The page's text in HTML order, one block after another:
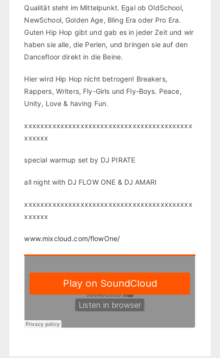
Qualität steht im Mittelpunkt. Egal ob OldSchool,
NewSchool, Golden Age, Bling Era oder Pro Era.
Guten Hip Hop gibt und gab es in jeder Zeit und wir
haben sie alle, die Perlen, und bringen sie auf den
Dancefloor direkt in die Beine.
Hier wird Hip Hop nicht betrogen! Breakers,
Rappers, Writers, Fly-Girls und Fly-Boys. Peace,
Unity, Love & having Fun.
xxxxxxxxxxxxxxxxxxxxxxxxxxxxxxxxxxxxxxxxxx
xxxxxx
special warmup set by DJ PIRATE
all night with DJ FLOW ONE & DJ AMARI
xxxxxxxxxxxxxxxxxxxxxxxxxxxxxxxxxxxxxxxxxx
xxxxxx
www.mixcloud.com/flowOne/